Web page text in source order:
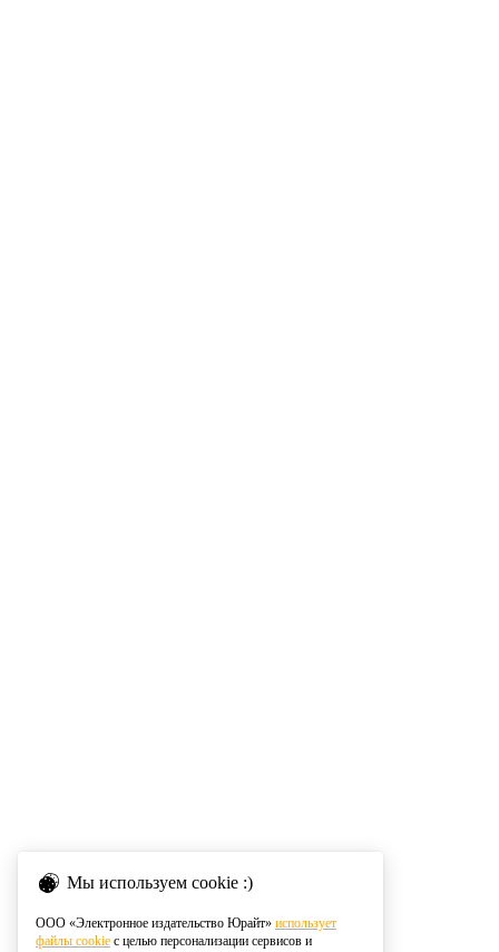
Мы используем cookie :)
ООО «Электронное издательство Юрайт» использует
файлы cookie с целью персонализации сервисов и